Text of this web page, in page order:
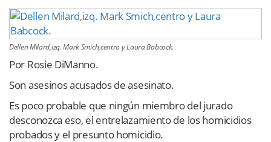
×
Dellen Milard,izq. Mark Smich,centro y Laura Babcock.
Por Rosie DiManno.
Son asesinos acusados ​​de asesinato.
Es poco probable que ningún miembro del jurado
desconozca eso, el entrelazamiento de los homicidios
probados y el presunto homicidio.